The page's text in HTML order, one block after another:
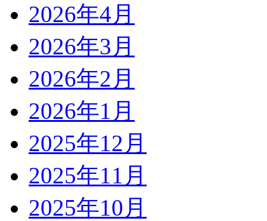
2026年4月
2026年3月
2026年2月
2026年1月
2025年12月
2025年11月
2025年10月